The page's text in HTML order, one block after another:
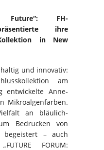
Future“: FH-
ihre
in New
und innovativ:
am
entwickelte Anne-
Mikroalgenfarben.
an bläulich-
Bedrucken von
begeistert – auch
FORUM: